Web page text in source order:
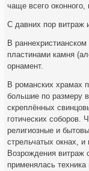
чаще всего
С давних пор витраж
В
пластинами камня
орнамент.
В романских храмах
большие по размеру
скреплённых
готических соборов.
религиозные и
стрельчатых окнах,
Возрождения витраж
применялась